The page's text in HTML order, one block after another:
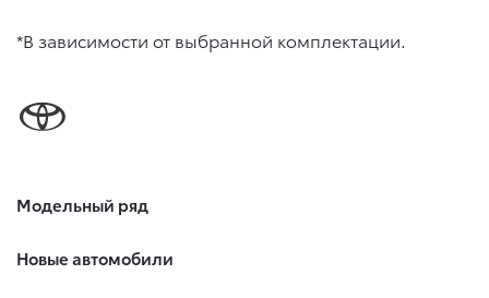
*В зависимости от выбранной комплектации.
Модельный ряд
Новые автомобили